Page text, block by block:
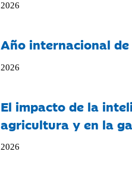
2026
Año internacional
2026
El impacto de la
agricultura y en la
2026